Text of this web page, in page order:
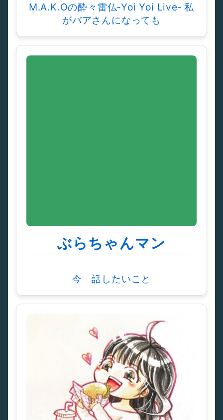
M.A.K.Oの酔々雷仏‐Yoi Yoi Live‐ 私
がバアさんになっても
ぶらちゃんマン
今 話したいこと